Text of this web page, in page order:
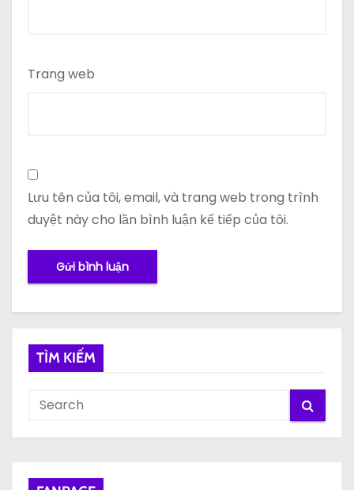
Trang web
Lưu tên của tôi, email, và trang web trong trình
duyệt này cho lần bình luận kế tiếp của tôi.
TÌM KIẾM